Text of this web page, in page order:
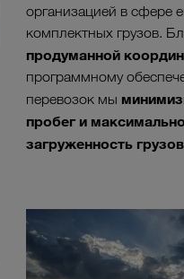
организацией в сфере
комплектных грузов.
продуманной
программному
перевозок мы
пробег и
загруженность